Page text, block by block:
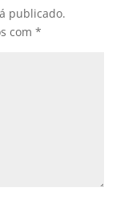
publicado.
com *